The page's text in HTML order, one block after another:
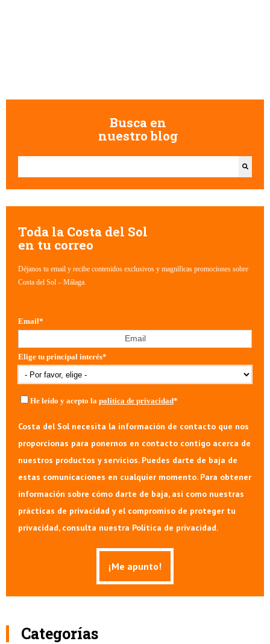
Busca en
nuestro blog
Esto es un campo de búsqueda con una función de texto predictivo.
Toda la Costa del Sol
en tu correo
Déjanos tu email y recibe contenidos exclusivos y magníficas promociones sobre
Costa del Sol – Málaga.
Email*
Elige tu principal interés*
He leído y acepto la política de privacidad*
Costa del Sol necesita la información de contacto que nos
proporcionas para ponernos en contacto contigo acerca de
nuestros productos y servicios. Puedes darte de baja de
estas comunicaciones en cualquier momento. Para obtener
información sobre cómo darte de baja, así como nuestras
prácticas de privacidad y el compromiso de proteger tu
privacidad, consulta nuestra Política de privacidad.
Categorías